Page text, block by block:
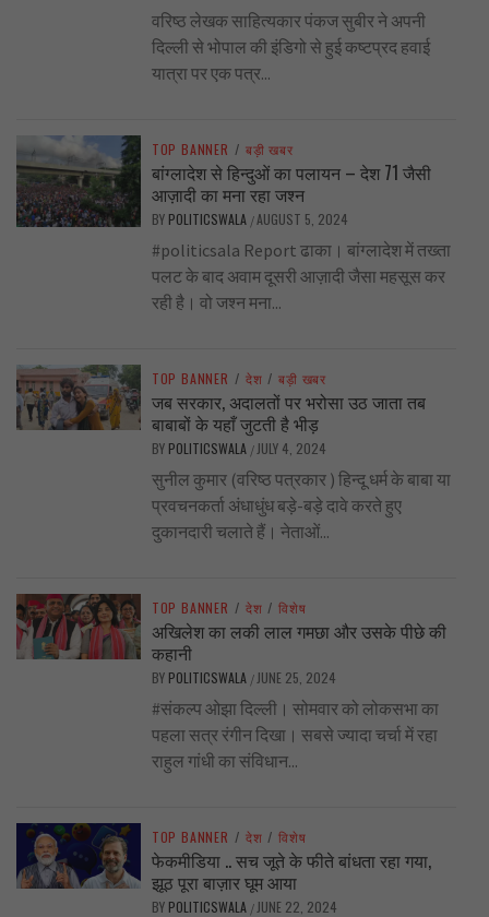
वरिष्ठ लेखक साहित्यकार पंकज सुबीर ने अपनी
दिल्ली से भोपाल की इंडिगो से हुई कष्टप्रद हवाई
यात्रा पर एक पत्र...
TOP BANNER / बड़ी खबर
बांग्लादेश से हिन्दुओं का पलायन – देश 71 जैसी
आज़ादी का मना रहा जश्न
BY POLITICSWALA /AUGUST 5, 2024
#politicsala Report ढाका। बांग्लादेश में तख्ता
पलट के बाद अवाम दूसरी आज़ादी जैसा महसूस कर
रही है। वो जश्न मना...
TOP BANNER / देश / बड़ी खबर
जब सरकार, अदालतों पर भरोसा उठ जाता तब
बाबाबों के यहाँ जुटती है भीड़
BY POLITICSWALA / JULY 4, 2024
सुनील कुमार (वरिष्ठ पत्रकार ) हिन्दू धर्म के बाबा या
प्रवचनकर्ता अंधाधुंध बड़े-बड़े दावे करते हुए
दुकानदारी चलाते हैं। नेताओं...
TOP BANNER / देश / विशेष
अखिलेश का लकी लाल गमछा और उसके पीछे की
कहानी
BY POLITICSWALA / JUNE 25, 2024
#संकल्प ओझा दिल्ली। सोमवार को लोकसभा का
पहला सत्र रंगीन दिखा। सबसे ज्यादा चर्चा में रहा
राहुल गांधी का संविधान...
TOP BANNER / देश / विशेष
फेकमीडिया .. सच जूते के फीते बांधता रहा गया,
झूठ पूरा बाज़ार घूम आया
BY POLITICSWALA / JUNE 22, 2024